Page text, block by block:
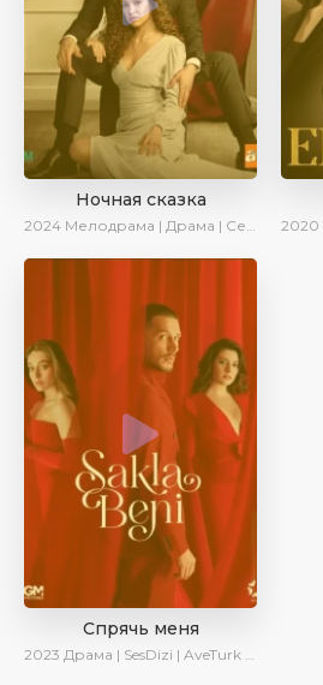
Ночная сказка
2024 Мелодрама | Драма | Сериалы 2024 2020
Спрячь меня
2023 Драма | SesDizi | AveTurk | AlisaDirilis | Сериалы 2023